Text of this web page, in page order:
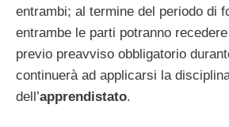
entrambi; al termine del periodo di
entrambe le parti potranno
previo preavviso obbligatorio
continuerà ad applicarsi la
dell’apprendistato.